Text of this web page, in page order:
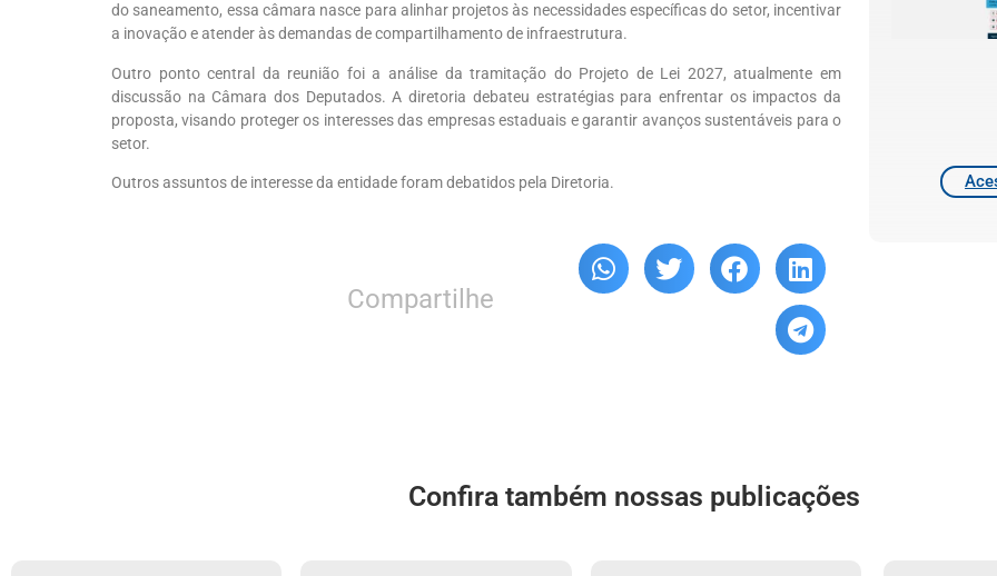
do saneamento, essa câmara nasce para alinhar projetos às necessidades específicas do setor, incentivar
a inovação e atender às demandas de compartilhamento de infraestrutura.
Outro ponto central da reunião foi a análise da tramitação do Projeto de Lei 2027, atualmente em
discussão na Câmara dos Deputados. A diretoria debateu estratégias para enfrentar os impactos da
proposta, visando proteger os interesses das empresas estaduais e garantir avanços sustentáveis para o
setor.
Outros assuntos de interesse da entidade foram debatidos pela Diretoria.
Compartilhe
Confira também nossas publicações